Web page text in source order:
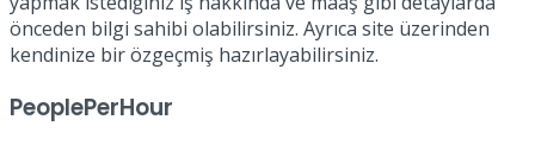
önceden bilgi sahibi olabilirsiniz. Ayrıca site üzerinden
kendinize bir özgeçmiş hazırlayabilirsiniz.
PeoplePerHour